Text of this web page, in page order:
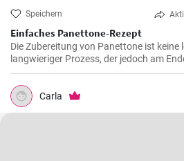
Speichern
Einfaches Panettone-Rezept
Die Zubereitung von Panettone ist keine
langwieriger Prozess, der jedoch am
weiche und süße Ergebnis belohnt wird.
italienische Brot ist besonders in der
meiner Familie ist es eine
Carla